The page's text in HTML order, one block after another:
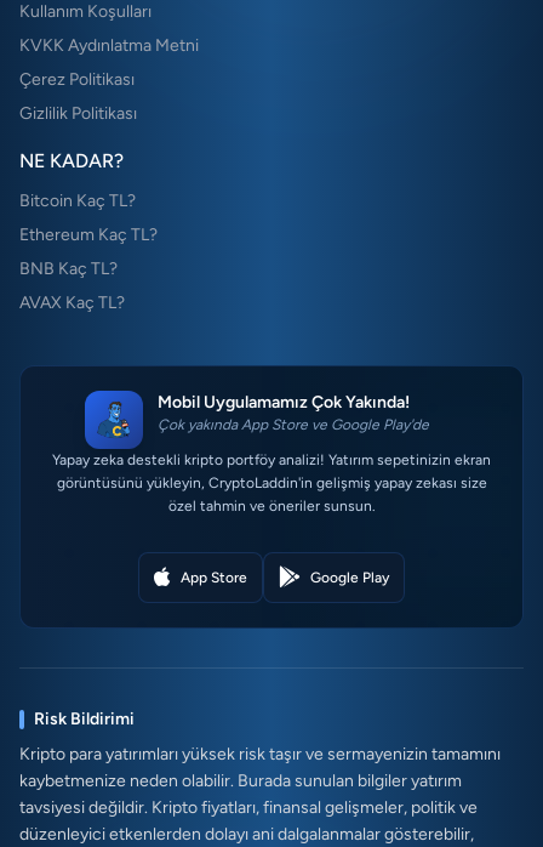
Kullanım Koşulları
KVKK Aydınlatma Metni
Çerez Politikası
Gizlilik Politikası
NE KADAR?
Bitcoin Kaç TL?
Ethereum Kaç TL?
BNB Kaç TL?
AVAX Kaç TL?
Mobil Uygulamamız Çok Yakında!
Çok yakında App Store ve Google Play'de
Yapay zeka destekli kripto portföy analizi! Yatırım sepetinizin ekran
görüntüsünü yükleyin, CryptoLaddin'in gelişmiş yapay zekası size
özel tahmin ve öneriler sunsun.
App Store Google Play
Risk Bildirimi
Kripto para yatırımları yüksek risk taşır ve sermayenizin tamamını
kaybetmenize neden olabilir. Burada sunulan bilgiler yatırım
tavsiyesi değildir. Kripto fiyatları, finansal gelişmeler, politik ve
düzenleyici etkenlerden dolayı ani dalgalanmalar gösterebilir,